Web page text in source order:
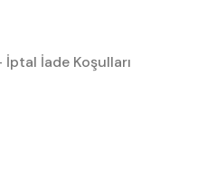
İade Koşulları